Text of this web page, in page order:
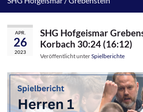
APR.
26
2023
SHG Hofgeismar
Korbach 30:24 (16:12)
Veröffentlicht unterSpielberichte